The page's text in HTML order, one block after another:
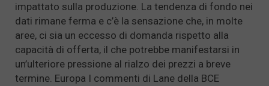
impattato sulla produzione. La tendenza di fondo nei
dati rimane ferma e c’è la sensazione che, in molte
aree, ci sia un eccesso di domanda rispetto alla
capacità di offerta, il che potrebbe manifestarsi in
un’ulteriore pressione al rialzo dei prezzi a breve
termine. Europa I commenti di Lane della BCE